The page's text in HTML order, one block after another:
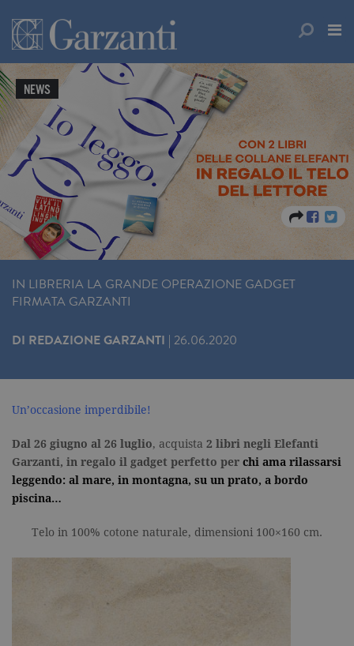
NEWS
IN LIBRERIA LA GRANDE OPERAZIONE GADGET
FIRMATA GARZANTI
DI REDAZIONE GARZANTI | 26.06.2020
Un’occasione imperdibile!
Dal 26 giugno al 26 luglio, acquista 2 libri negli Elefanti
Garzanti, in regalo il gadget perfetto per chi ama rilassarsi
leggendo: al mare, in montagna, su un prato, a bordo
piscina…
Telo in 100% cotone naturale, dimensioni 100×160 cm.